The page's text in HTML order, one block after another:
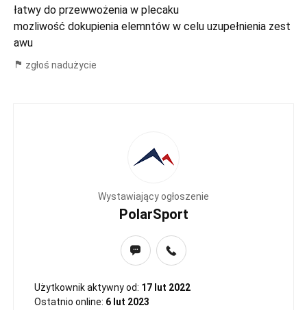
łatwy do przewwożenia w plecaku
mozliwość dokupienia elemntów w celu uzupełnienia zest
awu
zgłoś nadużycie
Wystawiający ogłoszenie
PolarSport
Użytkownik aktywny od: 17 lut 2022
Ostatnio online: 6 lut 2023